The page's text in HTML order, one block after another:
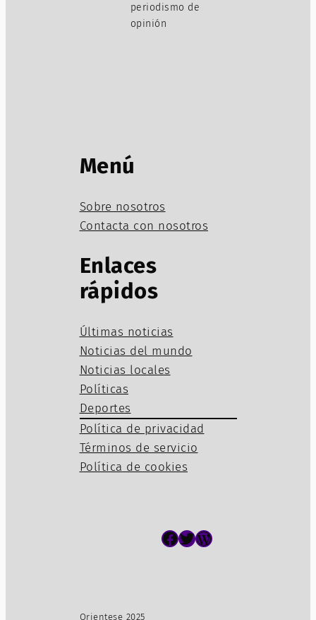
periodismo de
opinión
Menú
Sobre nosotros
Contacta con nosotros
Enlaces
rápidos
Últimas noticias
Noticias del mundo
Noticias locales
Políticas
Deportes
Política de privacidad
Términos de servicio
Política de cookies
Facebook Twitter WordPress
Orientese 2025